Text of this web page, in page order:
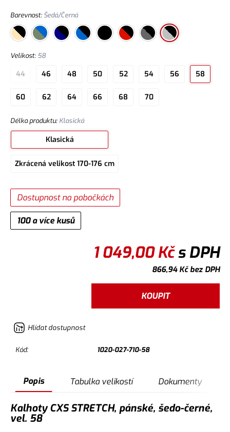
Barevnost: Šedá/Černá
Velikost: 58
44 46 48 50 52 54 56 58
60 62 64 66 68 70
Délka produktu: Klasická
Klasická
Zkrácená velikost 170-176 cm
100 a více kusů
Dostupnost na pobočkách
1 049,00Kčs DPH
866,94Kčbez DPH
KOUPIT
Hlídat dostupnost
Kód: 1020-027-710-58
Popis Tabulka velikostí Dokumenty
Kalhoty CXS STRETCH, pánské, šedo-černé,
vel. 58